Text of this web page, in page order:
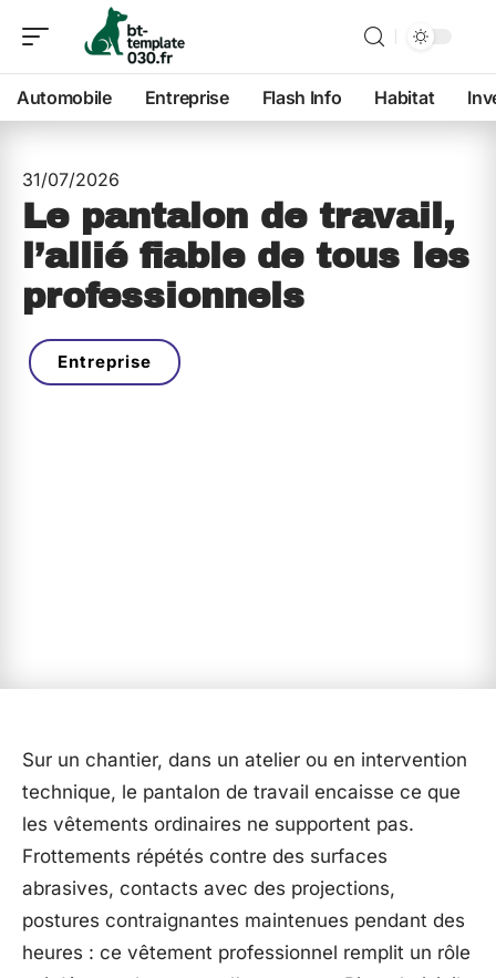
Automobile Entreprise Flash Info Habitat
31/07/2026
Le pantalon de travail,
l’allié fiable de tous les
professionnels
Entreprise
Sur un chantier, dans un atelier ou en intervention
technique, le pantalon de travail encaisse ce que
les vêtements ordinaires ne supportent pas.
Frottements répétés contre des surfaces
abrasives, contacts avec des projections,
postures contraignantes maintenues pendant des
heures : ce vêtement professionnel remplit un rôle